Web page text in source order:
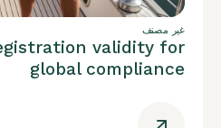
غير مصنف
validity for
global compliance